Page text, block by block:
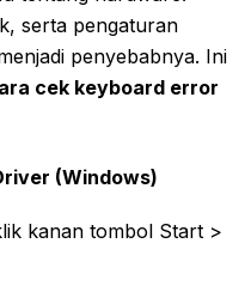
serta pengaturan
penyebabnya. Ini
cek keyboard error
(Windows)
kanan tombol Start >